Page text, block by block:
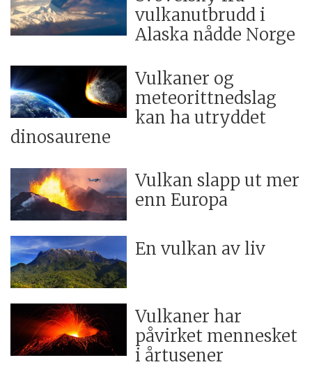
vulkanutbrudd i
Alaska nådde Norge
Vulkaner og
meteorittnedslag
kan ha utryddet
dinosaurene
Vulkan slapp ut mer
enn Europa
En vulkan av liv
Vulkaner har
påvirket mennesket
i årtusener